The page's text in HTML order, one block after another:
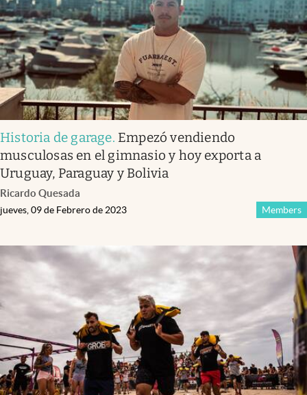
Historia de garage. Empezó vendiendo
musculosas en el gimnasio y hoy exporta a
Uruguay, Paraguay y Bolivia
Ricardo Quesada
Members
jueves, 09 de Febrero de 2023